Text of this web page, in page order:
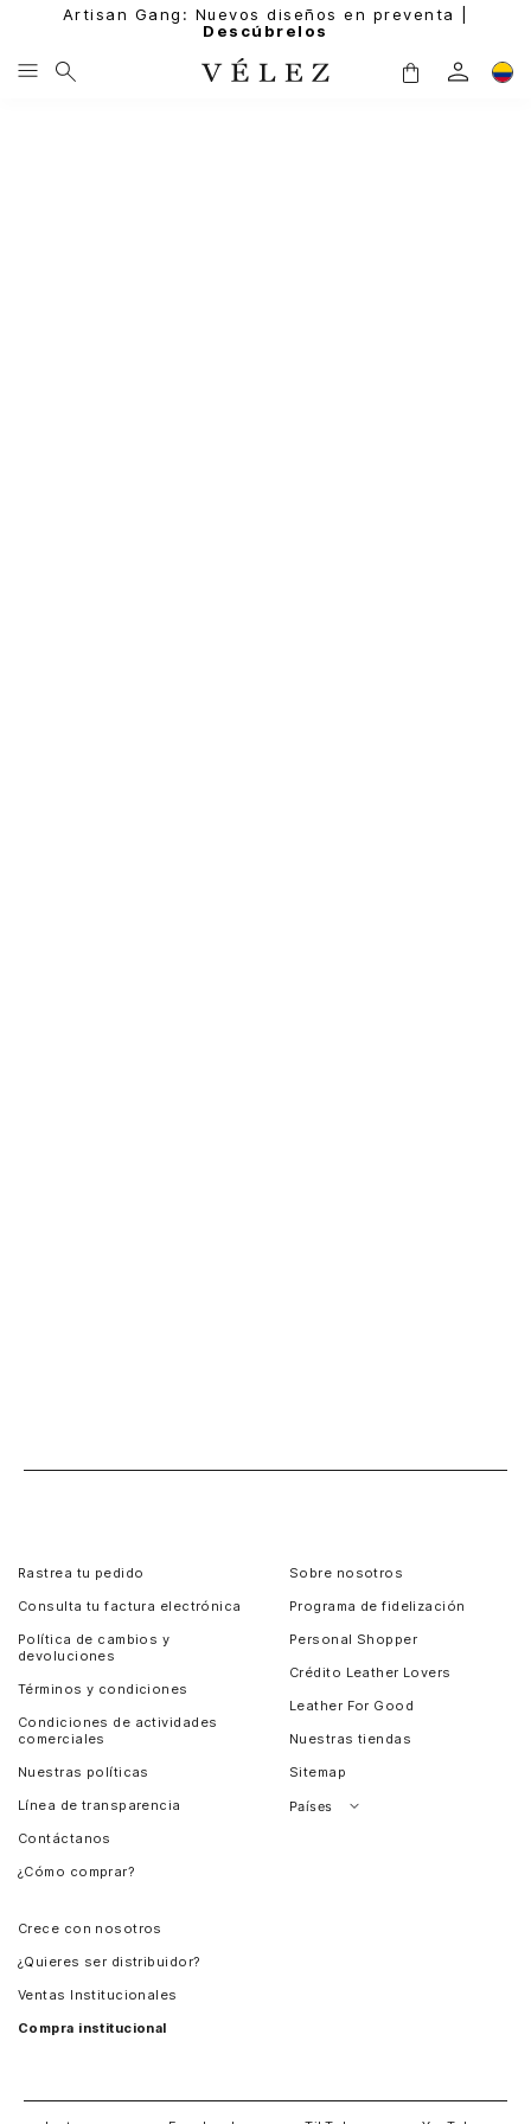
Artisan Gang: Nuevos diseños en preventa |
Descúbrelos
Rastrea tu pedido
Consulta tu factura electrónica
Política de cambios y
devoluciones
Términos y condiciones
Condiciones de actividades
comerciales
Nuestras políticas
Línea de transparencia
Contáctanos
¿Cómo comprar?
Sobre nosotros
Programa de fidelización
Personal Shopper
Crédito Leather Lovers
Leather For Good
Nuestras tiendas
Sitemap
Países
Crece con nosotros
¿Quieres ser distribuidor?
Ventas Institucionales
Compra institucional